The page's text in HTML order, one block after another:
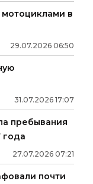
в
29.07.2026 06:50
31.07.2026 17:07
пребывания
года
27.07.2026 07:21
почти